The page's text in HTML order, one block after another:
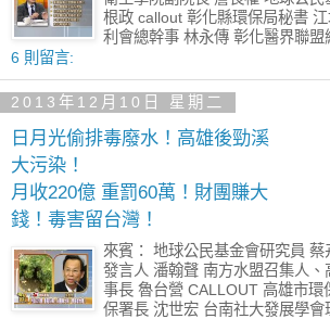
根政 callout 彰化縣環保局秘書
利會總幹事 林永傳 彰化醫界聯盟
6 則留言:
2013年12月10日 星期二
日月光偷排毒廢水！高雄後勁溪
大污染！
月收220億 重罰60萬！財團賺大
錢！毒害留台灣！
來賓： 地球公民基金會研究員
發言人 潘翰聲 南方水盟召集人、
事長 魯台營 CALLOUT 高雄市環
保署長 沈世宏 台南社大發展學會